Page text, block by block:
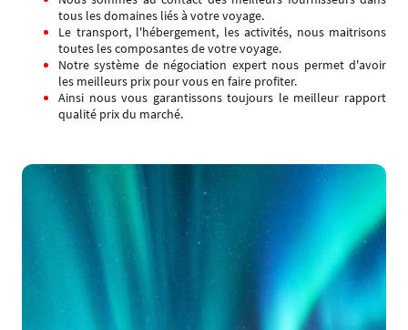
tous les domaines liés à votre voyage.
Le transport, l'hébergement, les activités, nous maitrisons
toutes les composantes de votre voyage.
Notre système de négociation expert nous permet d'avoir
les meilleurs prix pour vous en faire profiter.
Ainsi nous vous garantissons toujours le meilleur rapport
qualité prix du marché.